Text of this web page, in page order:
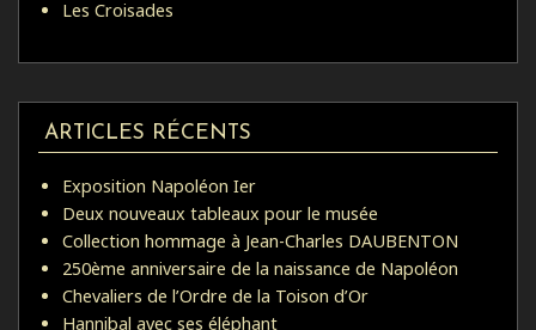
Les Croisades
ARTICLES RÉCENTS
Exposition Napoléon Ier
Deux nouveaux tableaux pour le musée
Collection hommage à Jean-Charles DAUBENTON
250ème anniversaire de la naissance de Napoléon
Chevaliers de l’Ordre de la Toison d’Or
Hannibal avec ses éléphant